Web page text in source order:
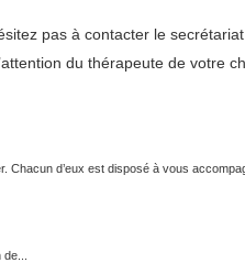
pas à contacter le
du thérapeute de votre
d’eux est disposé à vous